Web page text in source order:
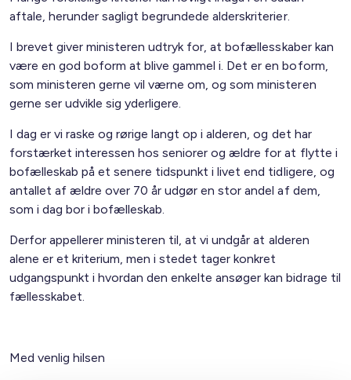
aftale, herunder sagligt begrundede alderskriterier.
I brevet giver ministeren udtryk for, at bofællesskaber kan
være en god boform at blive gammel i. Det er en boform,
som ministeren gerne vil værne om, og som ministeren
gerne ser udvikle sig yderligere.
I dag er vi raske og rørige langt op i alderen, og det har
forstærket interessen hos seniorer og ældre for at flytte i
bofælleskab på et senere tidspunkt i livet end tidligere, og
antallet af ældre over 70 år udgør en stor andel af dem,
som i dag bor i bofælleskab.
Derfor appellerer ministeren til, at vi undgår at alderen
alene er et kriterium, men i stedet tager konkret
udgangspunkt i hvordan den enkelte ansøger kan bidrage til
fællesskabet.
Med venlig hilsen